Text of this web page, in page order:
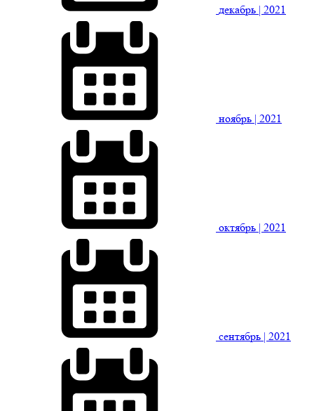
декабрь | 2021
ноябрь | 2021
октябрь | 2021
сентябрь | 2021